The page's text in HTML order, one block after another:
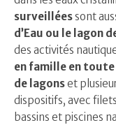
surveilléessont
d’Eau ou le lagon
des activités
en famille en
de lagonset
dispositifs, avec
bassins et piscines